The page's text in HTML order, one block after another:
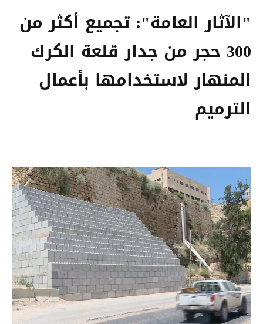
"الآثار العامة": تجميع أكثر من
300 حجر من جدار قلعة الكرك
المنهار لاستخدامها بأعمال
الترميم